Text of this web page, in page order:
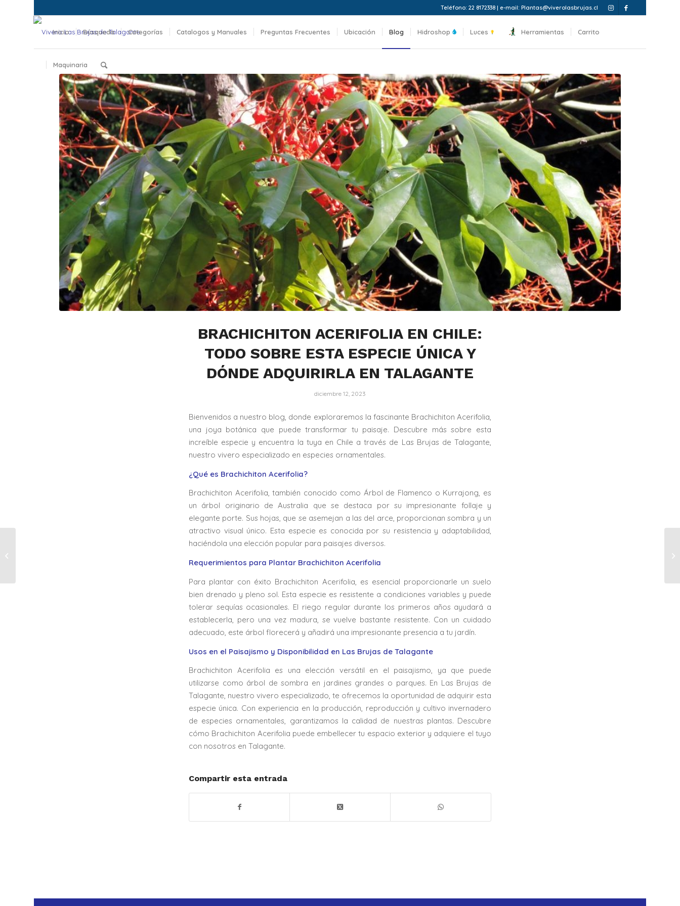
Teléfono: 22 8172338 | e-mail: Plantas@viverolasbrujas.cl
Inicio Búsqueda Categorías Catalogos y Manuales Preguntas Frecuentes Ubicación Blog Hidroshop Luces Herramientas Carrito
Maquinaria
BRACHICHITON ACERIFOLIA EN CHILE:
TODO SOBRE ESTA ESPECIE ÚNICA Y
DÓNDE ADQUIRIRLA EN TALAGANTE
diciembre 12, 2023
Bienvenidos a nuestro blog, donde exploraremos la fascinante Brachichiton Acerifolia,
una joya botánica que puede transformar tu paisaje. Descubre más sobre esta
increíble especie y encuentra la tuya en Chile a través de Las Brujas de Talagante,
nuestro vivero especializado en especies ornamentales.
¿Qué es Brachichiton Acerifolia?
Brachichiton Acerifolia, también conocido como Árbol de Flamenco o Kurrajong, es
un árbol originario de Australia que se destaca por su impresionante follaje y
elegante porte. Sus hojas, que se asemejan a las del arce, proporcionan sombra y un
atractivo visual único. Esta especie es conocida por su resistencia y adaptabilidad,
haciéndola una elección popular para paisajes diversos.
Requerimientos para Plantar Brachichiton Acerifolia
Para plantar con éxito Brachichiton Acerifolia, es esencial proporcionarle un suelo
bien drenado y pleno sol. Esta especie es resistente a condiciones variables y puede
tolerar sequías ocasionales. El riego regular durante los primeros años ayudará a
establecerla, pero una vez madura, se vuelve bastante resistente. Con un cuidado
adecuado, este árbol florecerá y añadirá una impresionante presencia a tu jardín.
Usos en el Paisajismo y Disponibilidad en Las Brujas de Talagante
Brachichiton Acerifolia es una elección versátil en el paisajismo, ya que puede
utilizarse como árbol de sombra en jardines grandes o parques. En Las Brujas de
Talagante, nuestro vivero especializado, te ofrecemos la oportunidad de adquirir esta
especie única. Con experiencia en la producción, reproducción y cultivo invernadero
de especies ornamentales, garantizamos la calidad de nuestras plantas. Descubre
cómo Brachichiton Acerifolia puede embellecer tu espacio exterior y adquiere el tuyo
con nosotros en Talagante.
Compartir esta entrada